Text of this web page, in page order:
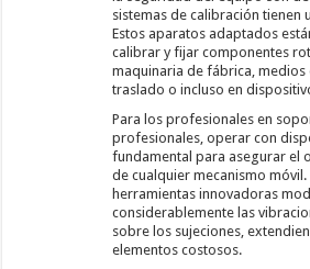
sistemas de calibración tienen
Estos aparatos adaptados
calibrar y fijar componentes
maquinaria de fábrica,
traslado o incluso en
Para los profesionales en
profesionales, operar con
fundamental para asegurar el
de cualquier mecanismo móvil.
herramientas innovadoras
considerablemente las
sobre los sujeciones,
elementos costosos.